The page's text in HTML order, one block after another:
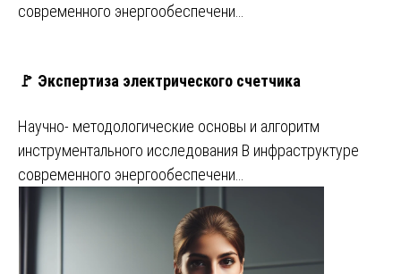
современного энергообеспечени…
🚩 Экспертиза электрического счетчика
Научно- методологические основы и алгоритм
инструментального исследования В инфраструктуре
современного энергообеспечени…